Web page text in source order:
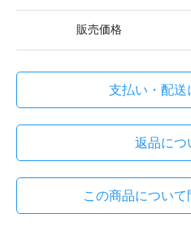
販売価格
支払い・配送
返品につ
この商品について